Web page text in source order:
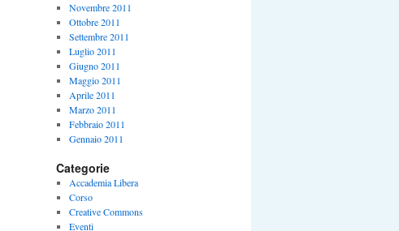
Novembre 2011
Ottobre 2011
Settembre 2011
Luglio 2011
Giugno 2011
Maggio 2011
Aprile 2011
Marzo 2011
Febbraio 2011
Gennaio 2011
Categorie
Accademia Libera
Corso
Creative Commons
Eventi